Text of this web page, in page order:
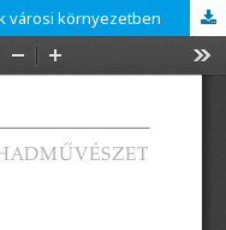
városi környezetben